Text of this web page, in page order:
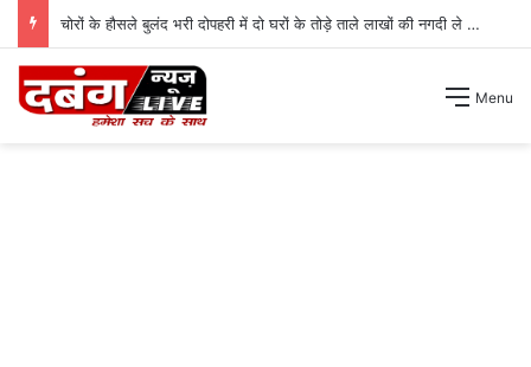
चोरों के हौसले बुलंद भरी दोपहरी में दो घरों के तोड़े ताले लाखों की नगदी ले भागे ।
Menu